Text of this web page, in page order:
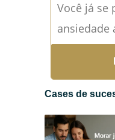
Você já se
ansiedade
pessoas
diários
Cases de